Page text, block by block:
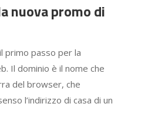
nuova promo di
primo passo per la
Il dominio è il nome che
del browser, che
l’indirizzo di casa di un